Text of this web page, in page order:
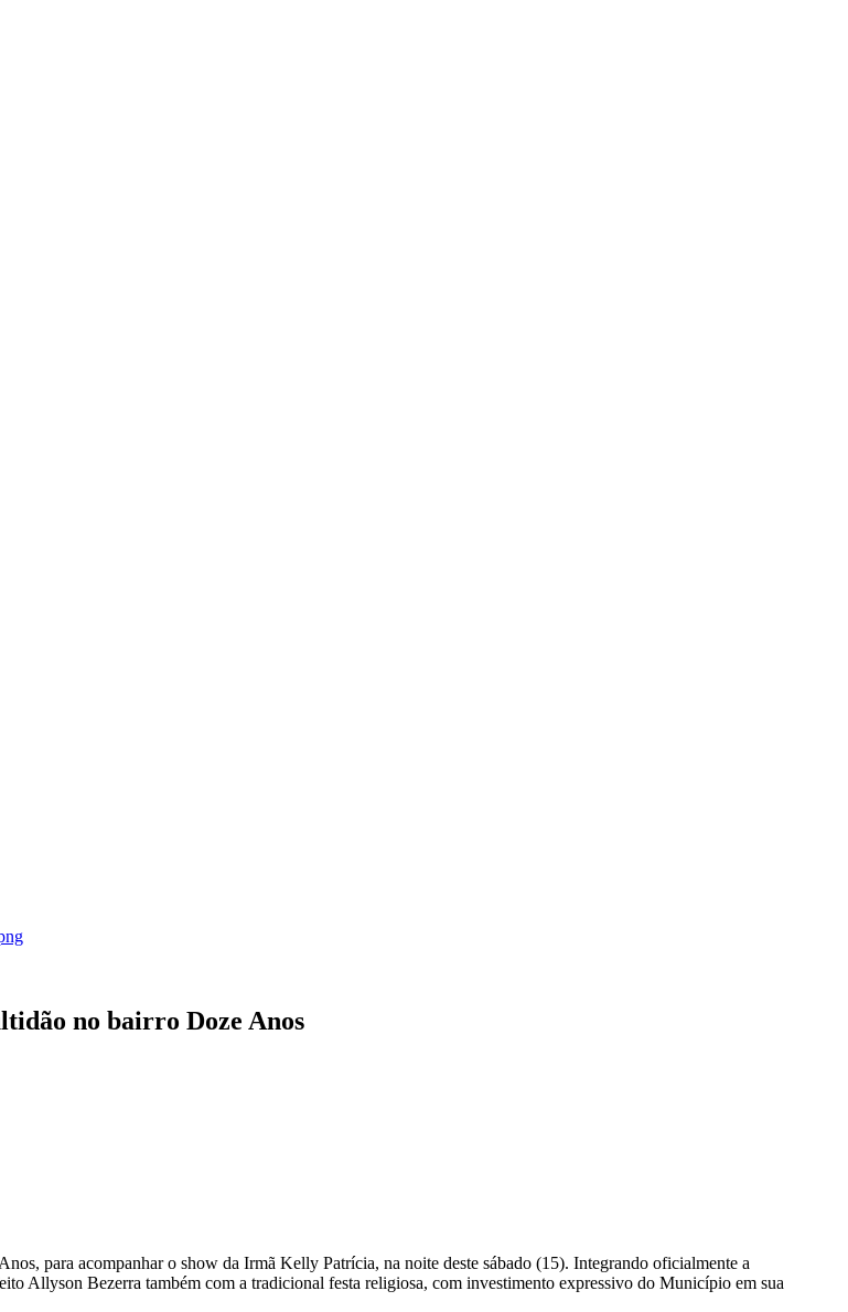
no bairro Doze Anos
para acompanhar o show da Irmã Kelly Patrícia, na noite deste sábado (15). Integrando oficialmente a
Allyson Bezerra também com a tradicional festa religiosa, com investimento expressivo do Município em sua